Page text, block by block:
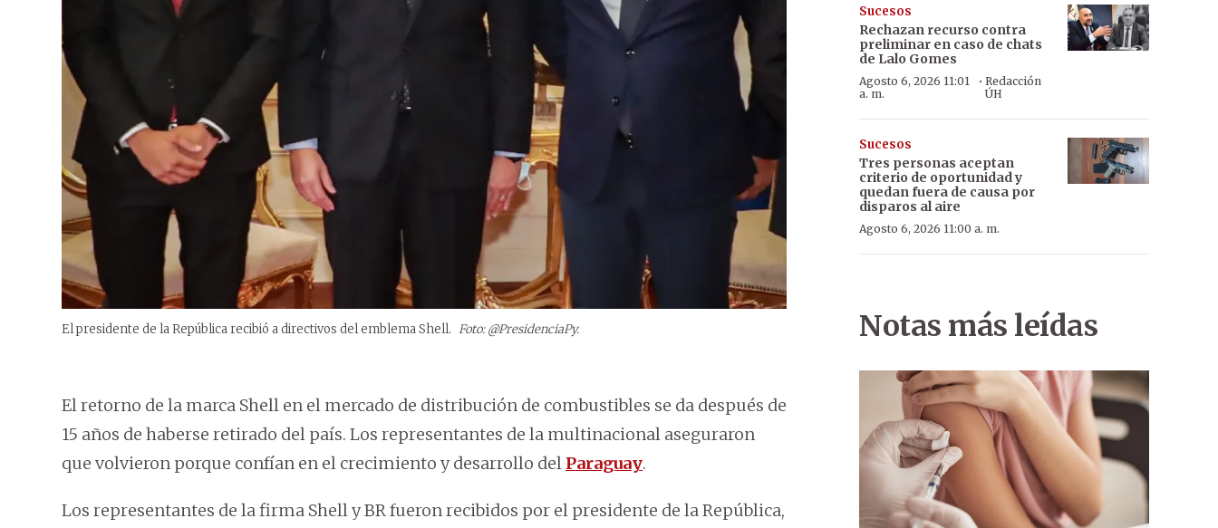
El presidente de la República recibió a directivos del emblema Shell. Foto: @PresidenciaPy.
El retorno de la marca Shell en el mercado de distribución de combustibles se da después de
15 años de haberse retirado del país. Los representantes de la multinacional aseguraron
que volvieron porque confían en el crecimiento y desarrollo del Paraguay.
Los representantes de la firma Shell y BR fueron recibidos por el presidente de la República,
Sucesos
Rechazan recurso contra
preliminar en caso de chats
de Lalo Gomes
Agosto 6, 2026 11:01
a. m.
·Redacción
ÚH
Sucesos
Tres personas aceptan
criterio de oportunidad y
quedan fuera de causa por
disparos al aire
Agosto 6, 2026 11:00 a. m.
Notas más leídas